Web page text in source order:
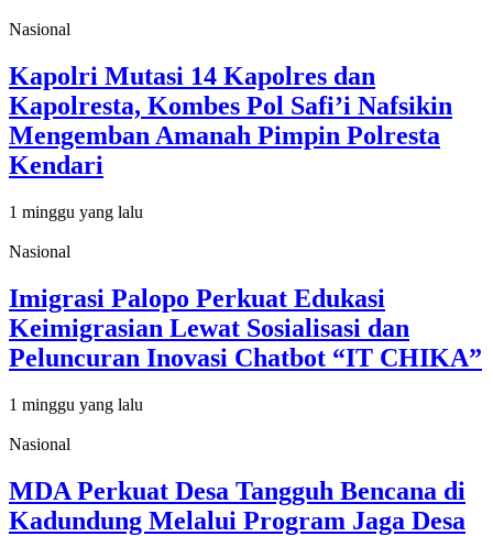
Nasional
Kapolri Mutasi 14 Kapolres dan
Kapolresta, Kombes Pol Safi’i Nafsikin
Mengemban Amanah Pimpin Polresta
Kendari
1 minggu yang lalu
Nasional
Imigrasi Palopo Perkuat Edukasi
Keimigrasian Lewat Sosialisasi dan
Peluncuran Inovasi Chatbot “IT CHIKA”
1 minggu yang lalu
Nasional
MDA Perkuat Desa Tangguh Bencana di
Kadundung Melalui Program Jaga Desa